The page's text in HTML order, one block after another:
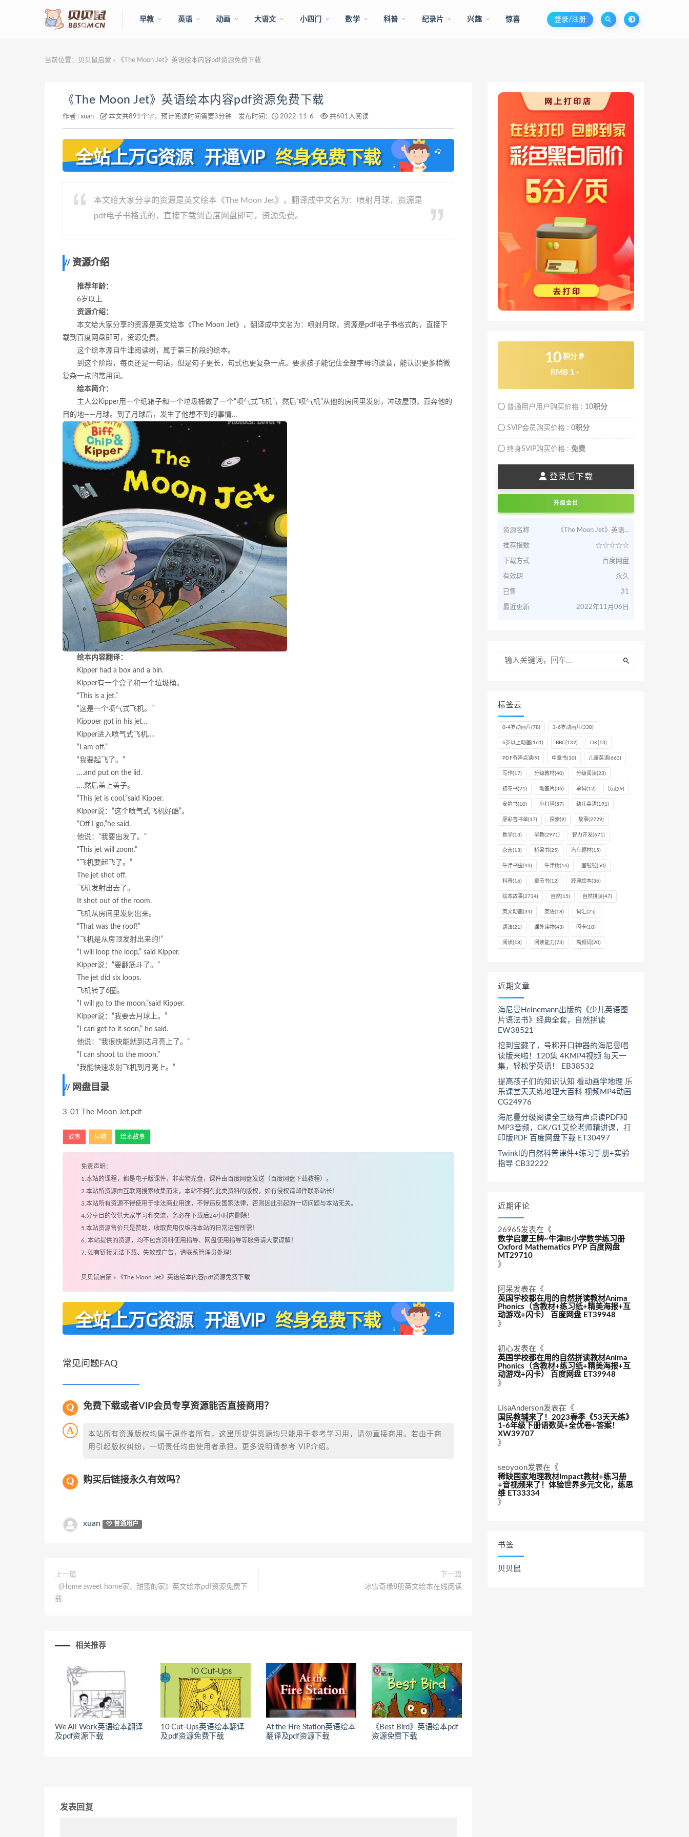
早教 英语 动画 大语文 小四门 数学 科普 纪录片 兴趣 惊喜 登录/注册
当前位置： 贝贝鼠启蒙 > 《The Moon Jet》英语绘本内容pdf资源免费下载
《The Moon Jet》英语绘本内容pdf资源免费下载
作者 : xuan 本文共891个字，预计阅读时间需要3分钟 发布时间： 2022-11-6 共601人阅读
本文给大家分享的资源是英文绘本《The Moon Jet》，翻译成中文名为：喷射月球，资源是
pdf电子书格式的，直接下载到百度网盘即可，资源免费。
资源介绍
推荐年龄：
6岁以上
资源介绍：
本文给大家分享的资源是英文绘本《The Moon Jet》，翻译成中文名为：喷射月球，资源是pdf电子书格式的，直接下
载到百度网盘即可，资源免费。
这个绘本源自牛津阅读树，属于第三阶段的绘本。
到这个阶段，每页还是一句话，但是句子更长，句式也更复杂一点。要求孩子能记住全部字母的读音，能认识更多稍微
复杂一点的常用词。
绘本简介：
主人公Kipper用一个纸箱子和一个垃圾桶做了一个“喷气式飞机”，然后“喷气机”从他的房间里发射，冲破屋顶，直奔他的
目的地——月球。到了月球后，发生了他想不到的事情…
绘本内容翻译：
Kipper had a box and a bin.
Kipper有一个盒子和一个垃圾桶。
“This is a jet.”
“这是一个喷气式飞机。”
Kippper got in his jet…
Kipper进入喷气式飞机….
“I am off.”
“我要起飞了。”
….and put on the lid.
….然后盖上盖子。
“This jet is cool,”said Kipper.
Kipper说：“这个喷气式飞机好酷”。
“Off I go,”he said.
他说：“我要出发了。”
“This jet will zoom.”
“飞机要起飞了。”
The jet shot off.
飞机发射出去了。
It shot out of the room.
飞机从房间里发射出来。
“That was the roof!”
“飞机是从房顶发射出来的!”
“I will loop the loop,” said Kipper.
Kipper说：“要翻筋斗了。”
The jet did six loops.
飞机转了6圈。
“I will go to the moon,”said Kipper.
Kipper说：“我要去月球上。”
“I can get to it soon,” he said.
他说：“我很快能就到达月亮上了。”
“I can shoot to the moon.”
“我能快速发射飞机到月亮上。”
网盘目录
3-01 The Moon Jet.pdf
故事 早教 绘本故事
免责声明：
1.本站的课程，都是电子版课件，非实物光盘，课件由百度网盘发送（百度网盘下载教程）。
2.本站所资源由互联网搜索收集而来，本站不拥有此类资料的版权，如有侵权请邮件联系站长！
3.本站所有资源不得使用于非法商业用途，不得违反国家法律，否则因此引起的一切问题与本站无关。
4.分享目的仅供大家学习和交流，务必在下载后24小时内删除！
5.本站资源售价只是赞助，收取费用仅维持本站的日常运营所需！
6. 本站提供的资源，均不包含资料使用指导、网盘使用指导等服务请大家谅解！
7. 如有链接无法下载、失效或广告，请联系管理员处理！
贝贝鼠启蒙 » 《The Moon Jet》英语绘本内容pdf资源免费下载
常见问题FAQ
免费下载或者VIP会员专享资源能否直接商用？
本站所有资源版权均属于原作者所有，这里所提供资源均只能用于参考学习用，请勿直接商用。若由于商
用引起版权纠纷，一切责任均由使用者承担。更多说明请参考 VIP介绍。
购买后链接永久有效吗？
xuan 普通用户
上一篇
《Home sweet home家，甜蜜的家》英文绘本pdf资源免费下
载
下一篇
冰雪奇缘8册英文绘本在线阅读
相关推荐
We All Work英语绘本翻译
及pdf资源下载
10 Cut-Ups英语绘本翻译
及pdf资源免费下载
At the Fire Station英语绘本
翻译及pdf资源下载
《Best Bird》英语绘本pdf
资源免费下载
发表回复
10 积分
RMB 1 元
普通用户用户购买价格 : 10积分
SVIP会员购买价格 : 0积分
终身SVIP购买价格 : 免费
登录后下载
升级会员
资源名称 《The Moon Jet》英语...
推荐指数 ☆☆☆☆☆
下载方式 百度网盘
有效期 永久
已售 31
最近更新 2022年11月06日
标签云
0-4岁动画片(78) 3-6岁动画片(330)
6岁以上动画(161) BBC(132) DK(13)
PDF有声点读(9) 中章书(10) 儿童英语(663)
写作(17) 分级教材(40) 分级阅读(23)
初章书(21) 动画片(36) 单词 (12) 历史(9)
安静书(10) 小灯塔(57) 幼儿英语(191)
廖彩杏书单(17) 探索(9) 故事(2729)
数学(13) 早教(2971) 智力开发(671)
杂志(13) 桥梁书(25) 汽车题材(15)
牛津书虫(43) 牛津树(16) 画啦啦(50)
科普(16) 章节书(12) 经典绘本(36)
绘本故事(2734) 自然(15) 自然拼读(47)
英文动画(34) 英语(18) 词汇 (25)
语法(21) 课外读物(43) 闪卡(10)
阅读(18) 阅读能力 (73) 高频词 (20)
近期文章
海尼曼Heinemann出版的《少儿英语图
片语法书》经典全套，自然拼读
EW38521
挖到宝藏了，号称开口神器的海尼曼唱
读版来啦！120集 4KMP4视频 每天一
集，轻松学英语！ EB38532
提高孩子们的知识认知 看动画学地理 乐
乐课堂天天练地理大百科 视频MP4动画
CG24976
海尼曼分级阅读全三级有声点读PDF和
MP3音频，GK/G1艾伦老师精讲课，打
印版PDF 百度网盘下载 ET30497
Twinkl的自然科普课件+练习手册+实验
指导 CB32222
近期评论
26965发表在《
数学启蒙王牌~牛津IB小学数学练习册
Oxford Mathematics PYP 百度网盘
MT29710
》
阿呆发表在《
英国学校都在用的自然拼读教材Anima
Phonics（含教材+练习纸+精美海报+互
动游戏+闪卡） 百度网盘 ET39948
》
初心发表在《
英国学校都在用的自然拼读教材Anima
Phonics（含教材+练习纸+精美海报+互
动游戏+闪卡） 百度网盘 ET39948
》
LisaAnderson发表在《
国民教辅来了！2023春季《53天天练》
1-6年级下册语数英+全优卷+答案！
XW39707
》
seoyoon发表在《
稀缺国家地理教材Impact教材+练习册
+音视频来了！体验世界多元文化，练思
维 ET33334
》
书签
贝贝鼠